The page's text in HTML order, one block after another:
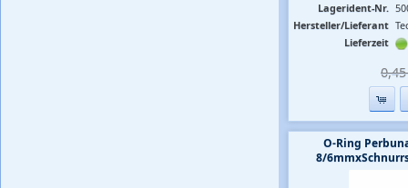
Lagerident-Nr.
Hersteller/Lieferant
Lieferzeit
0,45
O-Ring
8/